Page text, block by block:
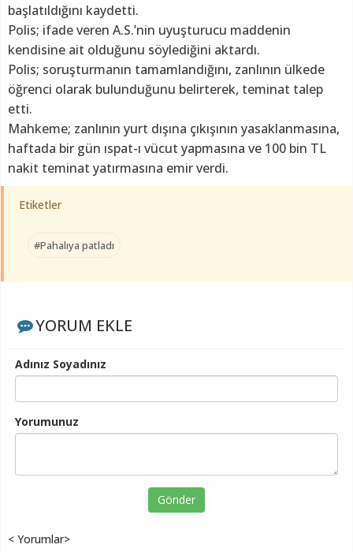
başlatıldığını kaydetti.
Polis; ifade veren A.S.’nin uyuşturucu maddenin
kendisine ait olduğunu söylediğini aktardı.
Polis; soruşturmanın tamamlandığını, zanlının ülkede
öğrenci olarak bulunduğunu belirterek, teminat talep
etti.
Mahkeme; zanlının yurt dışına çıkışının yasaklanmasına,
haftada bir gün ıspat-ı vücut yapmasına ve 100 bin TL
nakit teminat yatırmasına emir verdi.
Etiketler
#Pahalıya patladı
YORUM EKLE
Adınız Soyadınız
Yorumunuz
Gönder
< Yorumlar>